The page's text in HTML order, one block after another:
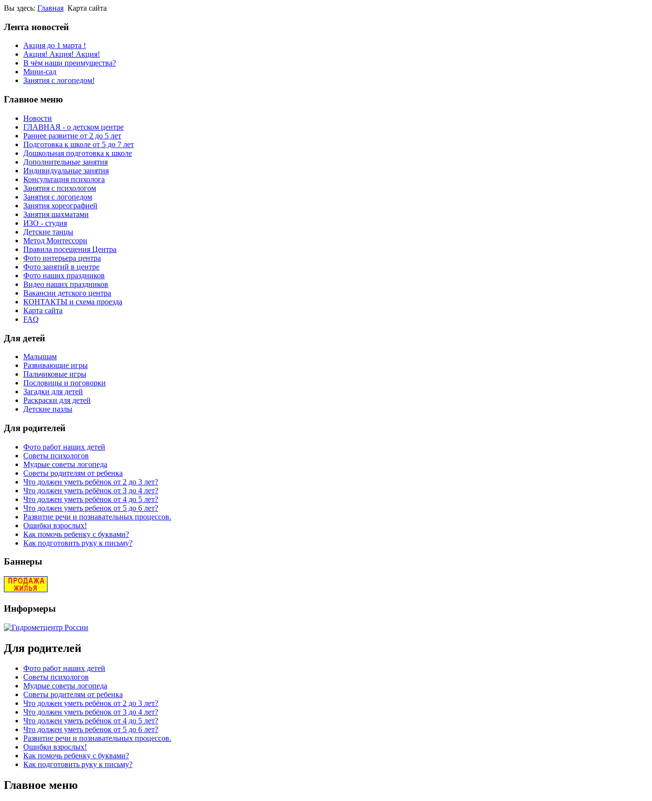
Вы здесь: Главная Карта сайта
Лента новостей
Акция до 1 марта !
Акция! Акция! Акция!
В чём наши преимущества?
Мини-сад
Занятия с логопедом!
Главное меню
Новости
ГЛАВНАЯ - о детском центре
Раннее развитие от 2 до 5 лет
Подготовка к школе от 5 до 7 лет
Дошкольная подготовка к школе
Дополнительные занятия
Индивидуальные занятия
Консультация психолога
Занятия с психологом
Занятия с логопедом
Занятия хореографией
Занятия шахматами
ИЗО - студия
Детские танцы
Метод Монтессори
Правила посещения Центра
Фото интерьера центра
Фото занятий в центре
Фото наших праздников
Видео наших праздников
Вакансии детского центра
КОНТАКТЫ и схема проезда
Карта сайта
FAQ
Для детей
Малышам
Развивающие игры
Пальчиковые игры
Пословицы и поговорки
Загадки для детей
Раскраски для детей
Детские пазлы
Для родителей
Фото работ наших детей
Советы психологов
Мудрые советы логопеда
Советы родителям от ребенка
Что должен уметь ребёнок от 2 до 3 лет?
Что должен уметь ребёнок от 3 до 4 лет?
Что должен уметь ребёнок от 4 до 5 лет?
Что должен уметь ребенок от 5 до 6 лет?
Развитие речи и познавательных процессов.
Ошибки взрослых!
Как помочь ребенку с буквами?
Как подготовить руку к письму?
Баннеры
Информеры
Для родителей
Фото работ наших детей
Советы психологов
Мудрые советы логопеда
Советы родителям от ребенка
Что должен уметь ребёнок от 2 до 3 лет?
Что должен уметь ребёнок от 3 до 4 лет?
Что должен уметь ребёнок от 4 до 5 лет?
Что должен уметь ребенок от 5 до 6 лет?
Развитие речи и познавательных процессов.
Ошибки взрослых!
Как помочь ребенку с буквами?
Как подготовить руку к письму?
Главное меню